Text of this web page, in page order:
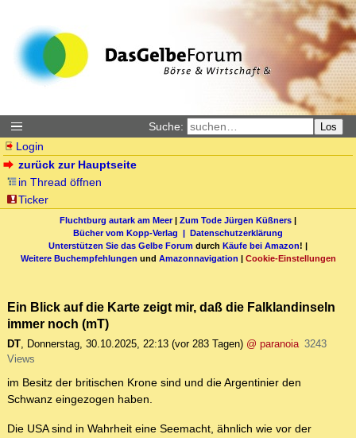
Suche: Los
Login
zurück zur Hauptseite
in Thread öffnen
Ticker
Fluchtburg autark am Meer| Zum Tode Jürgen Küßners |
Bücher vom Kopp-Verlag | Datenschutzerklärung
Unterstützen Sie das Gelbe Forum durch Käufe bei Amazon! |
Weitere Buchempfehlungen und Amazonnavigation | Cookie-Einstellungen
Ein Blick auf die Karte zeigt mir, daß die Falklandinseln
immer noch (mT)
DT, Donnerstag, 30.10.2025, 22:13 (vor 283 Tagen) @ paranoia 3243
Views
im Besitz der britischen Krone sind und die Argentinier den
Schwanz eingezogen haben.
Die USA sind in Wahrheit eine Seemacht, ähnlich wie vor der